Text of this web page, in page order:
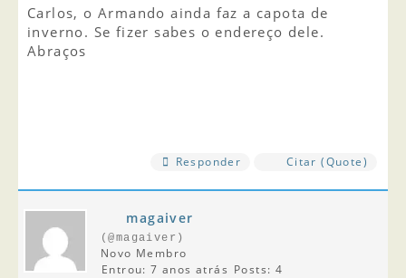
Carlos, o Armando ainda faz a capota de
inverno. Se fizer sabes o endereço dele.
Abraços
Responder Citar (Quote)
magaiver
(@magaiver)
Novo Membro
Entrou: 7 anos atrás Posts: 4